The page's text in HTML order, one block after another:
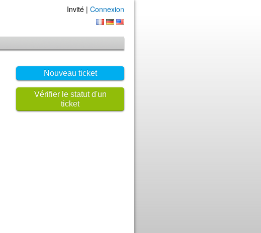
Invité | Connexion
Nouveau ticket
Vérifier le statut d'un
ticket